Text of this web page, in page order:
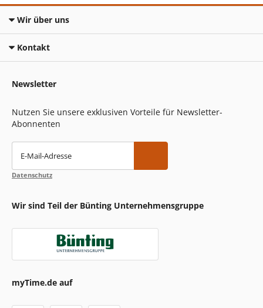
Wir über uns
Kontakt
Newsletter
Nutzen Sie unsere exklusiven Vorteile für Newsletter-
Abonnenten
E-Mail-Adresse
Datenschutz
Wir sind Teil der Bünting Unternehmensgruppe
myTime.de auf